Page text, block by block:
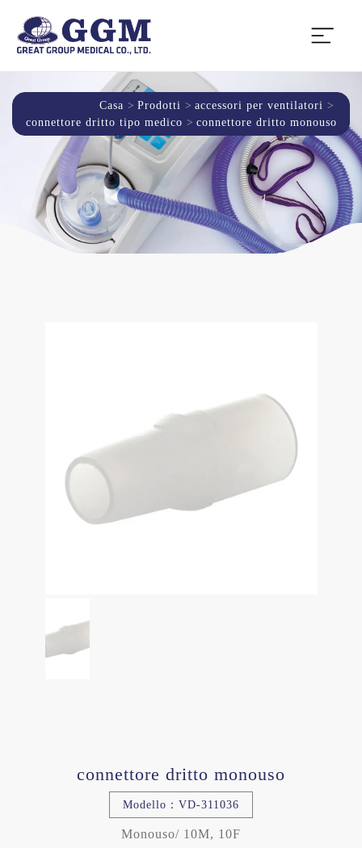
Casa Prodotti
accessori per ventilatori
connettore dritto tipo medico
connettore dritto monouso
connettore dritto monouso
Modello：VD-311036
Monouso/ 10M, 10F